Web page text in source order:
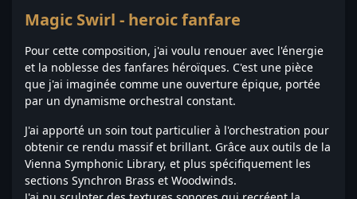
Magic Swirl - heroic fanfare
Pour cette composition, j'ai voulu renouer avec l'énergie
et la noblesse des fanfares héroïques. C'est une pièce
que j'ai imaginée comme une ouverture épique, portée
par un dynamisme orchestral constant.
J'ai apporté un soin tout particulier à l'orchestration pour
obtenir ce rendu massif et brillant. Grâce aux outils de la
Vienna Symphonic Library, et plus spécifiquement les
sections Synchron Brass et Woodwinds.